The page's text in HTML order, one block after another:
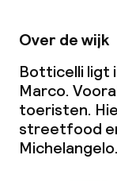
Over de wijk
Botticelli ligt
Marco.
toeristen.
streetfood
Michelangelo.